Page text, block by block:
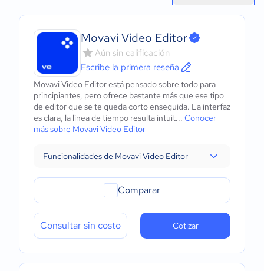
Movavi Video Editor
Aún sin calificación
Escribe la primera reseña
Movavi Video Editor está pensado sobre todo para
principiantes, pero ofrece bastante más que ese tipo
de editor que se te queda corto enseguida. La interfaz
es clara, la línea de tiempo resulta intuit... Conocer
más sobre Movavi Video Editor
Funcionalidades de Movavi Video Editor
Comparar
Consultar sin costo Cotizar